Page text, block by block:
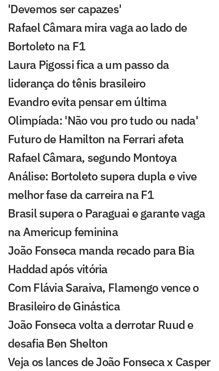
'Devemos ser capazes'
Rafael Câmara mira vaga ao lado de
Bortoleto na F1
Laura Pigossi fica a um passo da
liderança do tênis brasileiro
Evandro evita pensar em última
Olimpíada: 'Não vou pro tudo ou nada'
Futuro de Hamilton na Ferrari afeta
Rafael Câmara, segundo Montoya
Análise: Bortoleto supera dupla e vive
melhor fase da carreira na F1
Brasil supera o Paraguai e garante vaga
na Americup feminina
João Fonseca manda recado para Bia
Haddad após vitória
Com Flávia Saraiva, Flamengo vence o
Brasileiro de Ginástica
João Fonseca volta a derrotar Ruud e
desafia Ben Shelton
Veja os lances de João Fonseca x Casper